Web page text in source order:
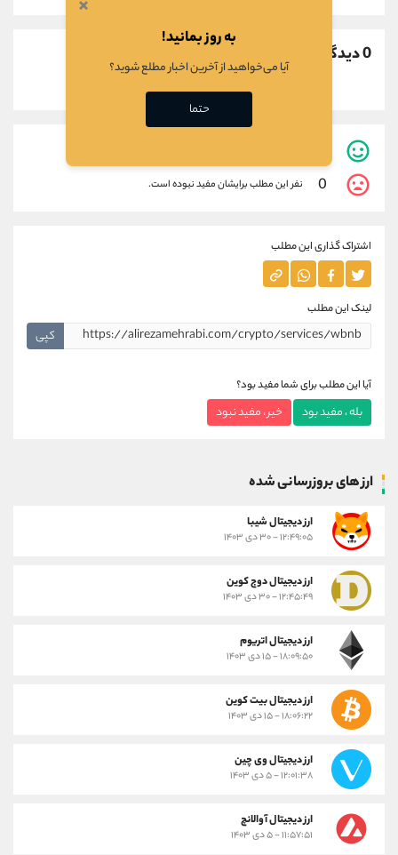
0 دیدگاه
0 نفر این مطلب برایشان مفید نبوده است.
اشتراک گذاری این مطلب
لینک این مطلب
کپی
آیا این مطلب برای شما مفید بود؟
بله ، مفید بود خیر ، مفید نبود
ارز های بروزرسانی شده
ارز ديجيتال شیبا
۱۲:۴۹:۰۵ - ۳۰ دی ۱۴۰۳
ارز دیجیتال دوج کوین
۱۲:۴۵:۴۹ - ۳۰ دی ۱۴۰۳
ارز دیجیتال اتریوم
۱۸:۰۹:۵۰ - ۱۵ دی ۱۴۰۳
ارز دیجیتال بیت کوین
۱۸:۰۶:۲۲ - ۱۵ دی ۱۴۰۳
ارز دیجیتال وی چین
۱۲:۰۱:۳۸ - ۵ دی ۱۴۰۳
ارز دیجیتال آوالانچ
۱۱:۵۷:۵۱ - ۵ دی ۱۴۰۳
به روز بمانید!
آیا می‌خواهید از آخرین اخبار مطلع شوید؟
حتما